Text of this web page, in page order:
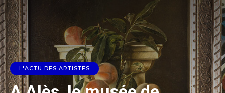
L'ACTU DES ARTISTES